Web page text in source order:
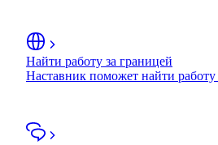
Найти работу за границей
Наставник поможет найти